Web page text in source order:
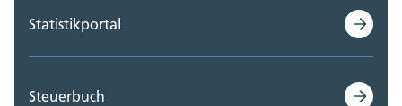
Statistikportal
Steuerbuch